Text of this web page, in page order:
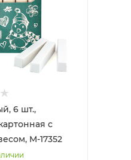
6 шт.,
c
M-17352